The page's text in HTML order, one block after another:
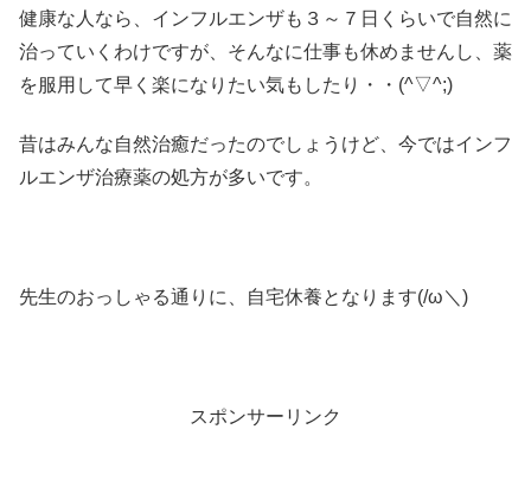
健康な人なら、インフルエンザも３～７日くらいで自然に
治っていくわけですが、そんなに仕事も休めませんし、薬
を服用して早く楽になりたい気もしたり・・(^▽^;)
昔はみんな自然治癒だったのでしょうけど、今ではインフ
ルエンザ治療薬の処方が多いです。
先生のおっしゃる通りに、自宅休養となります(/ω＼)
スポンサーリンク